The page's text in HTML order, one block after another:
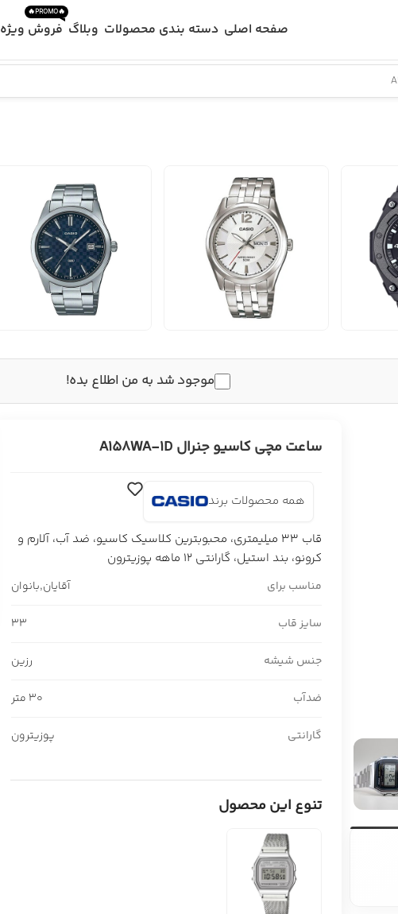
صفحه اصلی دسته بندی محصولات وبلاگ فروش ویژه
🔥PROMO🔥
موجود شد به من اطلاع بده!
ساعت مچی کاسیو جنرال A158WA-1D
همه محصولات برند
قاب 33 میلیمتری، محبوبترین کلاسیک کاسیو، ضد آب، آلارم و
کرونو، بند استیل، گارانتی 12 ماهه پوزیترون
مناسب برای آقایان,بانوان
سایز قاب 33
جنس شیشه رزین
ضدآب 30 متر
گارانتی پوزیترون
تنوع این محصول